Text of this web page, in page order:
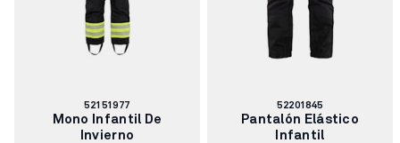
Número
de
artículo:
52151977
Mono Infantil De
Invierno
Número
de
artículo:
52201845
Pantalón Elástico
Infantil